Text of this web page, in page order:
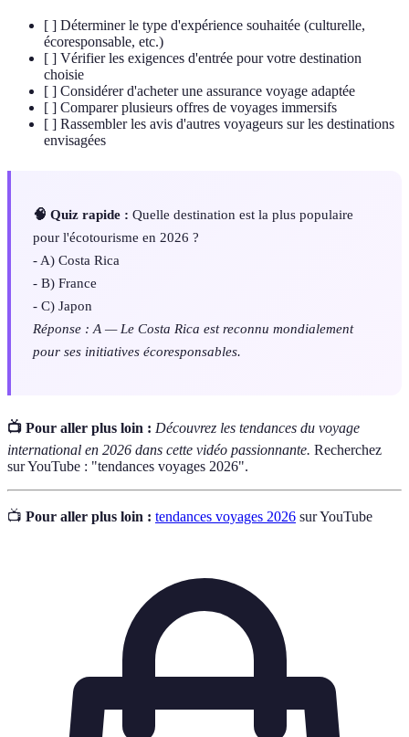
[ ] Déterminer le type d'expérience souhaitée (culturelle,
écoresponsable, etc.)
[ ] Vérifier les exigences d'entrée pour votre destination
choisie
[ ] Considérer d'acheter une assurance voyage adaptée
[ ] Comparer plusieurs offres de voyages immersifs
[ ] Rassembler les avis d'autres voyageurs sur les destinations
envisagées
🧠 Quiz rapide : Quelle destination est la plus populaire
pour l'écotourisme en 2026 ?
- A) Costa Rica
- B) France
- C) Japon
Réponse : A — Le Costa Rica est reconnu mondialement
pour ses initiatives écoresponsables.
📺 Pour aller plus loin : Découvrez les tendances du voyage
international en 2026 dans cette vidéo passionnante. Recherchez
sur YouTube : "tendances voyages 2026".
📺 Pour aller plus loin : tendances voyages 2026 sur YouTube